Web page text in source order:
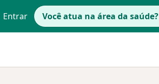
Entrar Você atua na área da saúde?